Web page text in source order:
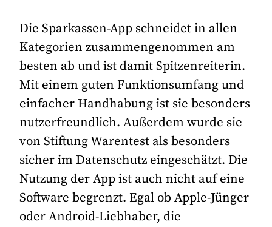
Die Sparkassen-App schneidet in allen
Kategorien zusammengenommen am
besten ab und ist damit Spitzenreiterin.
Mit einem guten Funktionsumfang und
einfacher Handhabung ist sie besonders
nutzerfreundlich. Außerdem wurde sie
von Stiftung Warentest als besonders
sicher im Datenschutz eingeschätzt. Die
Nutzung der App ist auch nicht auf eine
Software begrenzt. Egal ob Apple-Jünger
oder Android-Liebhaber, die